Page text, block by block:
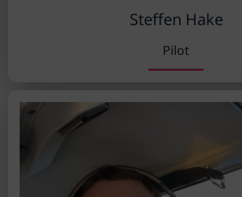
Steffen Hake
Pilot